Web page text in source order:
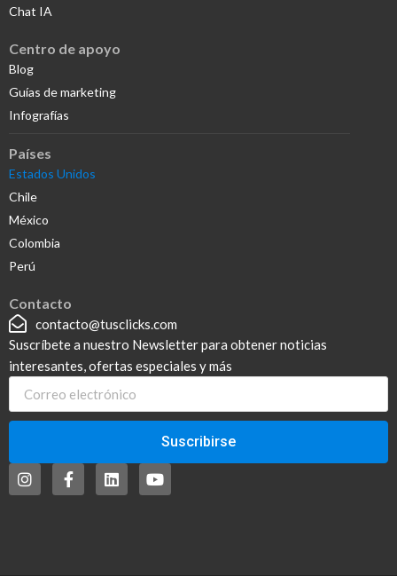
Chat IA
Centro de apoyo
Blog
Guías de marketing
Infografías
Países
Estados Unidos
Chile
México
Colombia
Perú
Contacto
contacto@tusclicks.com
Suscríbete a nuestro Newsletter para obtener noticias
interesantes, ofertas especiales y más
Suscribirse